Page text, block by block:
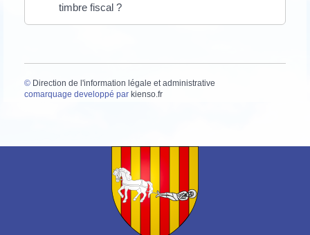
timbre fiscal ?
© Direction de l'information légale et administrative
comarquage developpé par kienso.fr